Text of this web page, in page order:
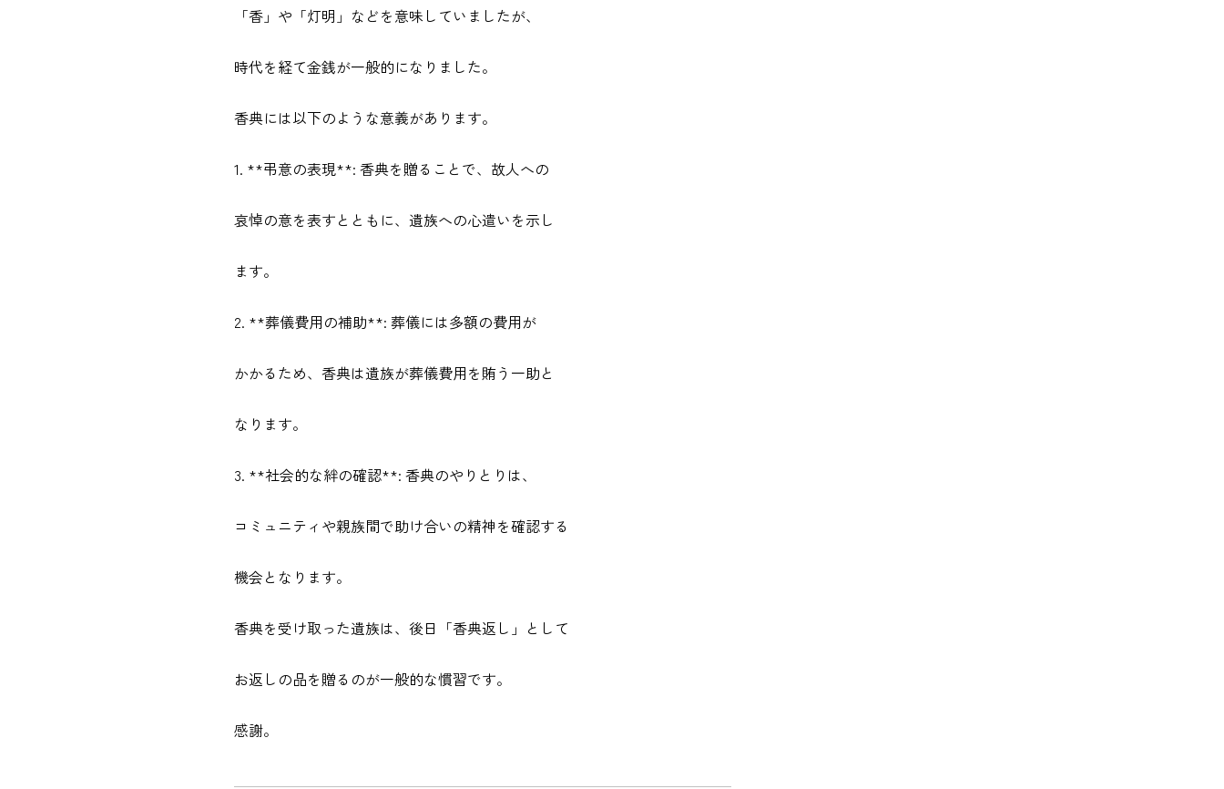
「香」や「灯明」などを意味していましたが、
時代を経て金銭が一般的になりました。
香典には以下のような意義があります。
1. **弔意の表現**: 香典を贈ることで、故人への
哀悼の意を表すとともに、遺族への心遣いを示し
ます。
2. **葬儀費用の補助**: 葬儀には多額の費用が
かかるため、香典は遺族が葬儀費用を賄う一助と
なります。
3. **社会的な絆の確認**: 香典のやりとりは、
コミュニティや親族間で助け合いの精神を確認する
機会となります。
香典を受け取った遺族は、後日「香典返し」として
お返しの品を贈るのが一般的な慣習です。
感謝。